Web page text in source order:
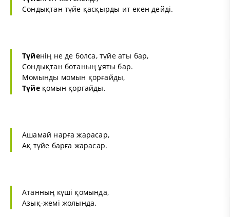
Сондықтан түйе қасқырды ит екен дейді.
Түйенің не де болса, түйе аты бар,
Сондықтан ботаның ұяты бар.
Момынды момын қорғайды,
Түйеқомын қорғайды.
Ашамай нарға жарасар,
Ақ түйе барға жарасар.
Атанның күші қомында,
Азық-жемі жолында.